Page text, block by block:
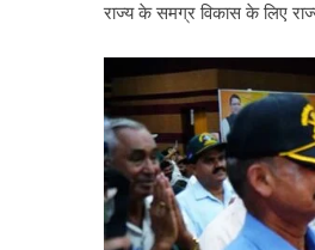
राज्य के समग्र विकास के लिए